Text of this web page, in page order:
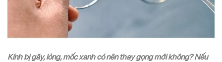
Kính bị gãy, lỏng, mốc xanh có nên thay gọng mới không? Nếu